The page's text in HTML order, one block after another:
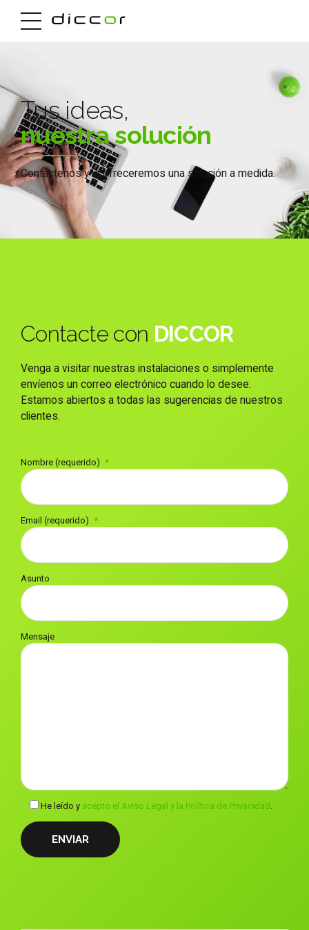
Tus ideas,
nuestra solución
Contáctenos y le ofreceremos una solución a medida.
Contacte con DICCOR
Venga a visitar nuestras instalaciones o simplemente
envíenos un correo electrónico cuando lo desee.
Estamos abiertos a todas las sugerencias de nuestros
clientes.
Nombre (requerido)
Email (requerido)
Asunto
Mensaje
He leído y acepto el Aviso Legal y la Política de Privacidad .